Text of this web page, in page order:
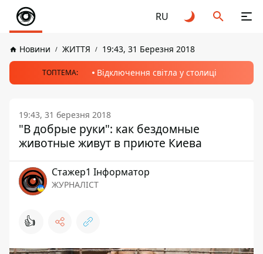
RU
Новини ЖИТТЯ 19:43, 31 Березня 2018
ТОПТЕМА: Відключення світла у столиці
19:43, 31 березня 2018
"В добрые руки": как бездомные
животные живут в приюте Киева
Стажер1 Інформатор
ЖУРНАЛІСТ
👍